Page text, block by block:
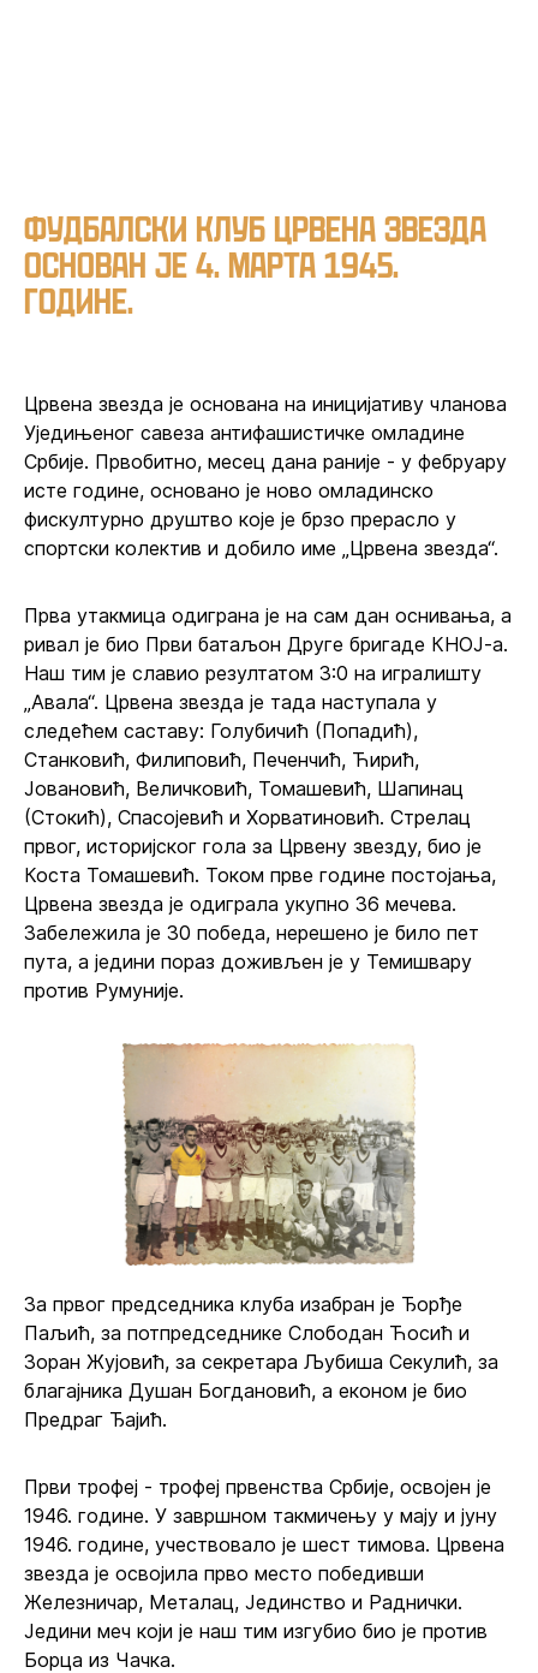
Фудбалски клуб Црвена звезда
основан је 4. марта 1945.
године.
Црвена звезда је основана на иницијативу чланова
Уједињеног савеза антифашистичке омладине
Србије. Првобитно, месец дана раније - у фебруару
исте године, основано је ново омладинско
фискултурно друштво које је брзо прерасло у
спортски колектив и добило име „Црвена звезда“.
Прва утакмица одиграна је на сам дан оснивања, а
ривал је био Први батаљон Друге бригаде КНОЈ-а.
Наш тим је славио резултатом 3:0 на игралишту
„Авала“. Црвена звезда је тада наступала у
следећем саставу: Голубичић (Попадић),
Станковић, Филиповић, Печенчић, Ћирић,
Јовановић, Величковић, Томашевић, Шапинац
(Стокић), Спасојевић и Хорватиновић. Стрелац
првог, историјског гола за Црвену звезду, био је
Коста Томашевић. Током прве године постојања,
Црвена звезда је одиграла укупно 36 мечева.
Забележила је 30 победа, нерешено је било пет
пута, а једини пораз доживљен је у Темишвару
против Румуније.
За првог председника клуба изабран је Ђорђе
Паљић, за потпредседнике Слободан Ћосић и
Зоран Жујовић, за секретара Љубиша Секулић, за
благајника Душан Богдановић, а економ је био
Предраг Ђајић.
Први трофеј - трофеј првенства Србије, освојен је
1946. године. У завршном такмичењу у мају и јуну
1946. године, учествовало је шест тимова. Црвена
звезда је освојила прво место победивши
Железничар, Металац, Јединство и Раднички.
Једини меч који је наш тим изгубио био је против
Борца из Чачка.